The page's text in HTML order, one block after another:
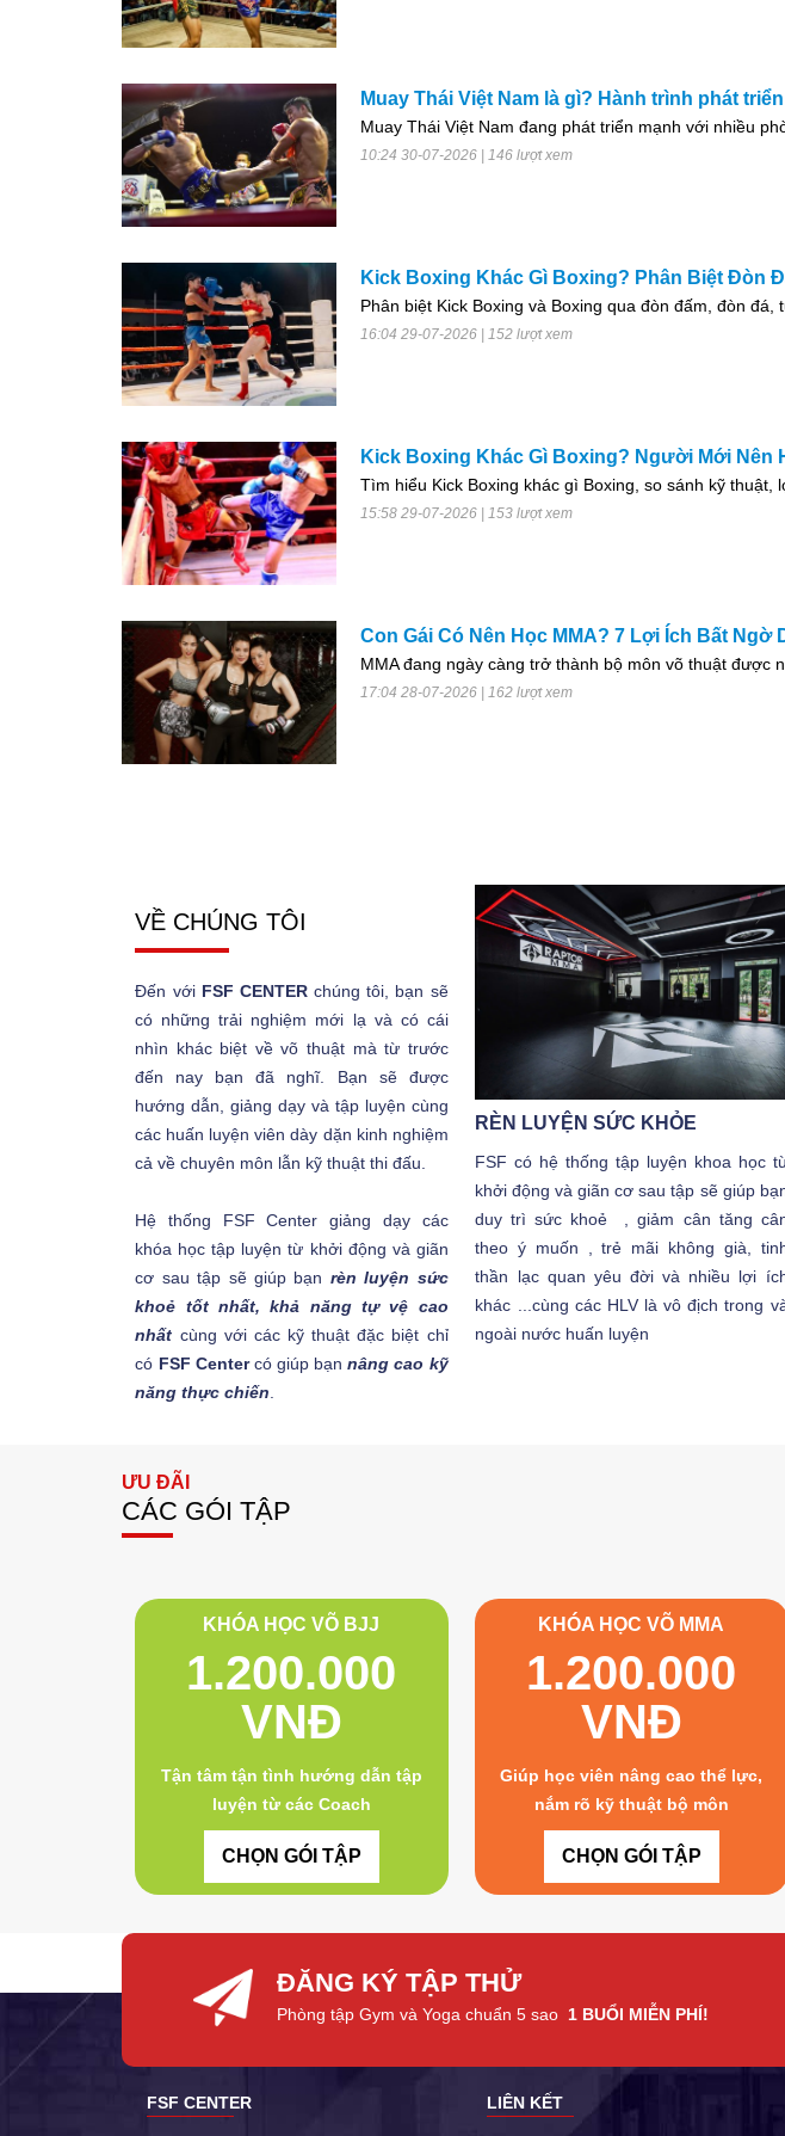
Muay Thái Việt Nam là gì? Hành trình phát
Muay Thái Việt Nam đang phát triển mạnh với nhiều
10:24 30-07-2026 | 146 lượt xem
Kick Boxing Khác Gì Boxing? Phân Biệt Đòn
Phân biệt Kick Boxing và Boxing qua đòn đấm, đòn
16:04 29-07-2026 | 152 lượt xem
Kick Boxing Khác Gì Boxing? Người Mới Nên
Tìm hiểu Kick Boxing khác gì Boxing, so sánh kỹ
15:58 29-07-2026 | 153 lượt xem
Con Gái Có Nên Học MMA? 7 Lợi Ích Bất Ngờ
MMA đang ngày càng trở thành bộ môn võ thuật được
17:04 28-07-2026 | 162 lượt xem
VỀ CHÚNG TÔI
Đến với FSF CENTERchúng tôi, bạn sẽ
có những trải nghiệm mới lạ và có cái
nhìn khác biệt về võ thuật mà từ trước
đến nay bạn đã nghĩ. Bạn sẽ được
hướng dẫn, giảng dạy và tập luyện cùng
các huấn luyện viên dày dặn kinh nghiệm
cả về chuyên môn lẫn kỹ thuật thi đấu.
Hệ thống FSF Center giảng dạy các
khóa học tập luyện từ khởi động và giãn
cơ sau tập sẽ giúp bạn rèn luyện sức
khoẻ tốt nhất, khả năng tự vệ cao
nhất cùng với các kỹ thuật đặc biệt chỉ
có FSF Centercó giúp bạnnâng cao kỹ
năng thực chiến.
RÈN LUYỆN SỨC KHỎE
FSF có hệ thống tập luyện khoa học
khởi động và giãn cơ sau tập sẽ giúp
duy trì sức khoẻ , giảm cân tăng
theo ý muốn , trẻ mãi không già,
thần lạc quan yêu đời và nhiều lợi
khác ...cùng các HLV là vô địch trong
ngoài nước huấn luyện
ƯU ĐÃI
CÁC GÓI TẬP
KHÓA HỌC VÕ BJJ
1.200.000
VNĐ
Tận tâm tận tình hướng dẫn tập
luyện từ các Coach
CHỌN GÓI TẬP
KHÓA HỌC VÕ MMA
1.200.000
VNĐ
Giúp học viên nâng cao thể lực,
nắm rõ kỹ thuật bộ môn
CHỌN GÓI TẬP
ĐĂNG KÝ TẬP THỬ
Phòng tập Gym và Yoga chuẩn 5 sao 1 BUỔI MIỄN PHÍ!
FSF CENTER LIÊN KẾT